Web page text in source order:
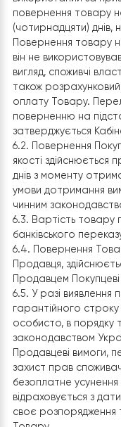
законодавством
Покупця.
5.2. Продавець
5.2.1 Змінювати
Товари та
розміщуючи їх на
набувають
5.3 Покупець
5.3.1 До моменту
змістом Договору,
запропонованими
магазину.
5.3.2 На виконання
Покупцем останній
що однозначно
для доставки
6. Повернення
6.1. Покупець має
непродовольчого
не задовольнив
кольором,
використаний за
повернення
(чотирнадцяти)
Повернення
він не